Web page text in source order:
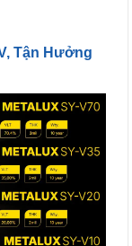
Tận Hưởng